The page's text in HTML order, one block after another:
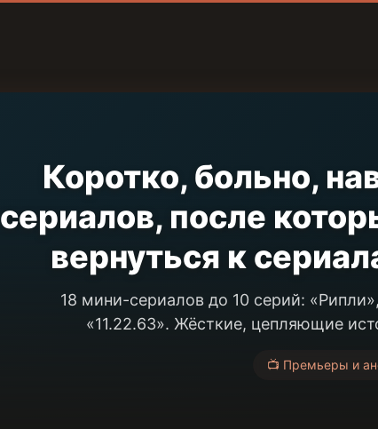
Коротко, больно,
сериалов, после
вернуться к
18 мини-сериалов до 10 серий:
«11.22.63». Жёсткие, цепляющие
📺 Премьеры и